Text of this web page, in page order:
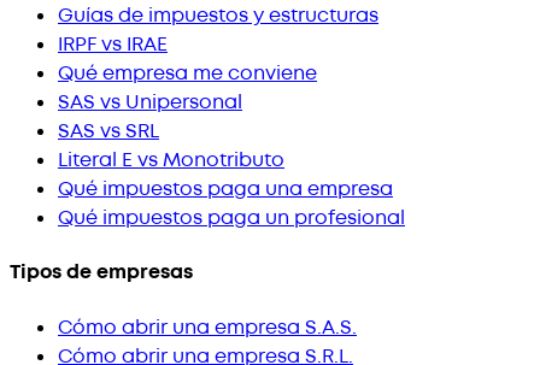
Guías de impuestos y estructuras
IRPF vs IRAE
Qué empresa me conviene
SAS vs Unipersonal
SAS vs SRL
Literal E vs Monotributo
Qué impuestos paga una empresa
Qué impuestos paga un profesional
Tipos de empresas
Cómo abrir una empresa S.A.S.
Cómo abrir una empresa S.R.L.